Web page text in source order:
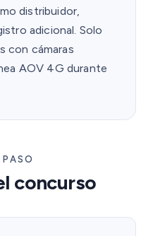
distribuidor,
adicional. Solo
con cámaras
AOV 4G durante
concurso